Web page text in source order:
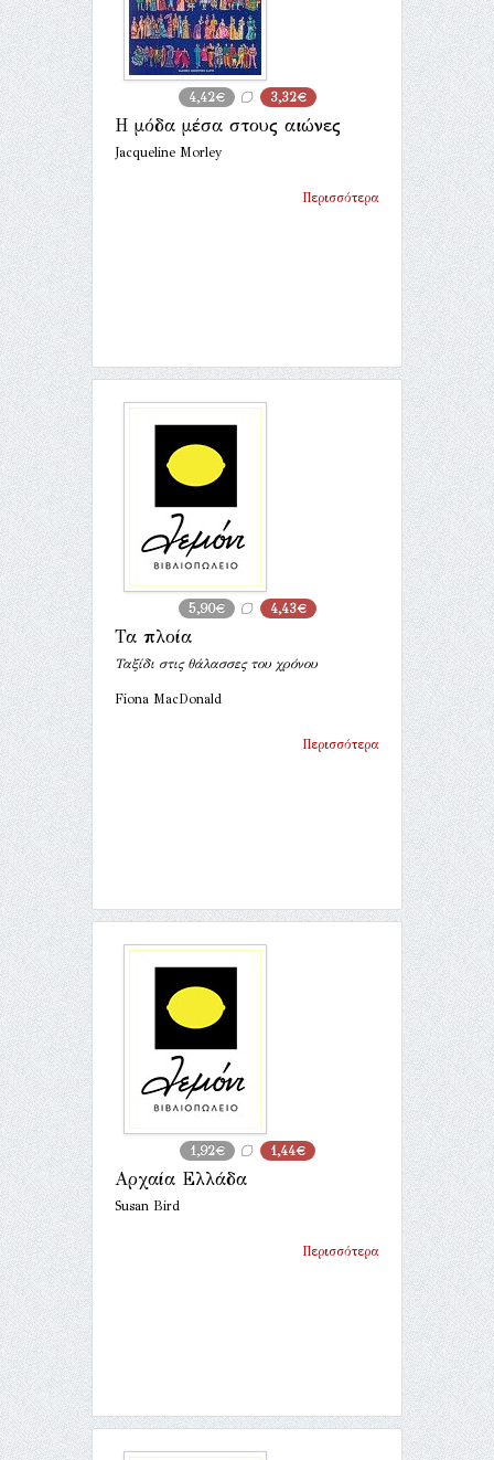
4,42€ 3,32€
Η μόδα μέσα στους αιώνες
Jacqueline Morley
Περισσότερα
5,90€ 4,43€
Τα πλοία
Ταξίδι στις θάλασσες του χρόνου
Fiona MacDonald
Περισσότερα
1,92€ 1,44€
Αρχαία Ελλάδα
Susan Bird
Περισσότερα